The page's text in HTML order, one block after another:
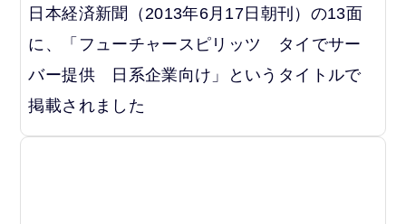
日本経済新聞（2013年6月17日朝刊）の13面
に、「フューチャースピリッツ タイでサー
バー提供 日系企業向け」というタイトルで
掲載されました